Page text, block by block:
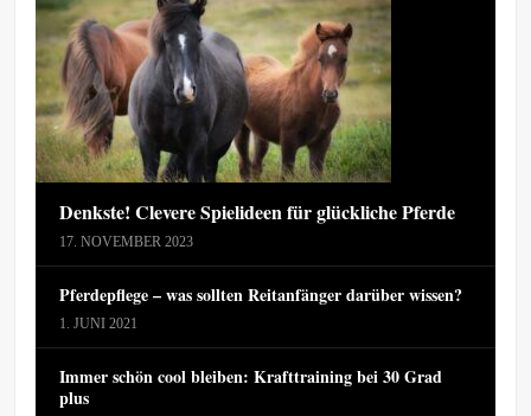
Denkste! Clevere Spielideen für glückliche Pferde
17. NOVEMBER 2023
Pferdepflege – was sollten Reitanfänger darüber wissen?
1. JUNI 2021
Immer schön cool bleiben: Krafttraining bei 30 Grad
plus